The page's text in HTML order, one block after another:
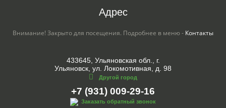
Адрес
Внимание! Закрыто для посещения. Подробнее в меню - Контакты
433645, Ульяновская обл., г.
Ульяновск, ул. Локомотивная, д. 98
Другой город
+7 (931) 009-29-16
Заказать обратный звонок